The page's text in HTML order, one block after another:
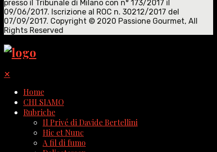
presso il Tribunale di Milano con n° 173/2017 il
09/06/2017. Iscrizione al ROC n. 30212/2017 del
07/09/2017. Copyright © 2020 Passione Gourmet, All
Rights Reserved
✕
Home
CHI SIAMO
Rubriche
Il Privé di Davide Bertellini
Hic et Nunc
A fil di fumo